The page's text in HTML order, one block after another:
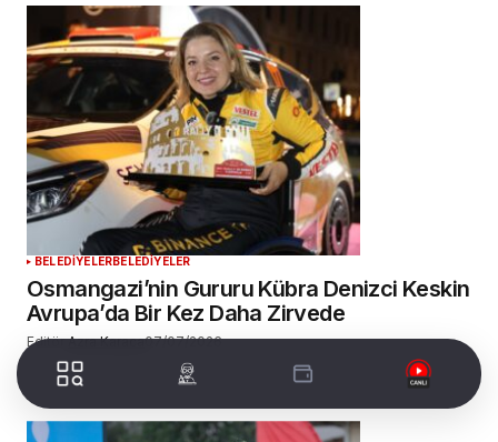
BELEDİYELERBELEDİYELER
Osmangazi’nin Gururu Kübra Denizci Keskin
Avrupa’da Bir Kez Daha Zirvede
Editör Azra Karaca07/07/2026